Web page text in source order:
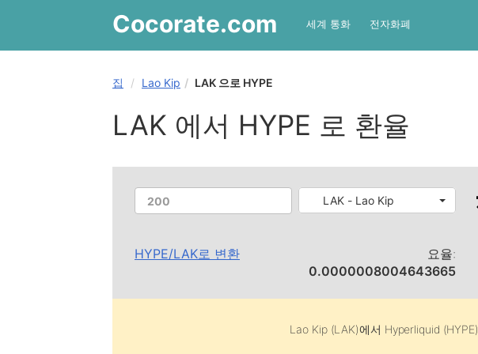
Cocorate.com 세계 통화 전자화폐
집 Lao Kip LAK 으로 HYPE
LAK 에서 HYPE 로 환율
LAK - Lao Kip
HYPE/LAK로 변환
요율:
0.0000008004643665
Lao Kip (LAK)에서 Hyperliquid (HYPE)